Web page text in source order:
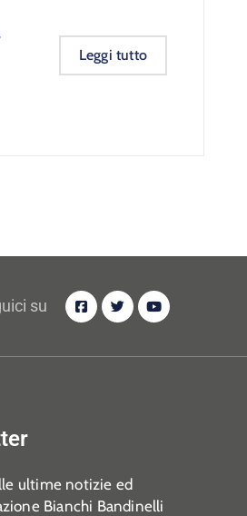
Leggi tutto
su
ultime notizie ed
Bianchi Bandinelli